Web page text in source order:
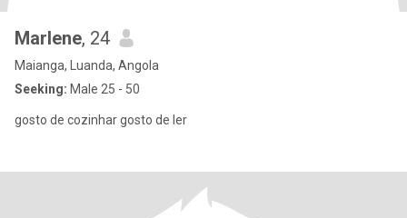
Marlene, 24
Maianga, Luanda, Angola
Seeking: Male 25 - 50
gosto de cozinhar gosto de ler